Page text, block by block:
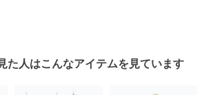
た人はこんなアイテムを見ています